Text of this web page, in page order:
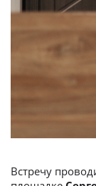
Встречу